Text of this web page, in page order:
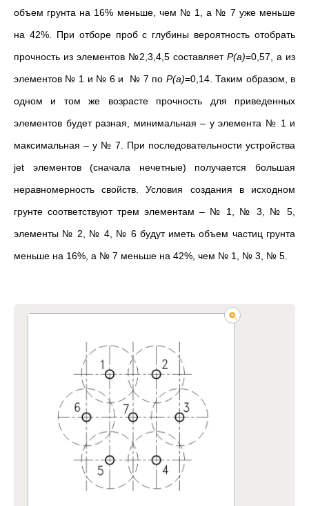
объем грунта на 16% меньше, чем № 1, а № 7 уже меньше
на 42%. При отборе проб с глубины вероятность отобрать
прочность из элементов №2,3,4,5 составляет P(a)=0,57, а из
элементов № 1 и № 6 и № 7 по P(a)=0,14. Таким образом, в
одном и том же возрасте прочность для приведенных
элементов будет разная, минимальная – у элемента № 1 и
максимальная – у № 7. При последовательности устройства
jet элементов (сначала нечетные) получается большая
неравномерность свойств. Условия создания в исходном
грунте соответствуют трем элементам – № 1, № 3, № 5,
элементы № 2, № 4, № 6 будут иметь объем частиц грунта
меньше на 16%, а № 7 меньше на 42%, чем № 1, № 3, № 5.